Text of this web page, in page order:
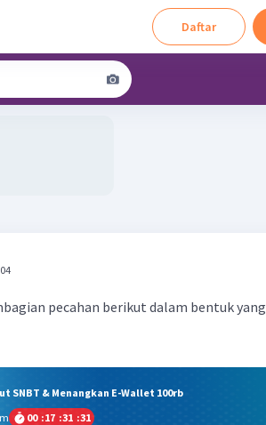
Daftar
pecahan berikut dalam bentuk
SNBT & Menangkan E-Wallet 100rb
00 :17 :31 :30